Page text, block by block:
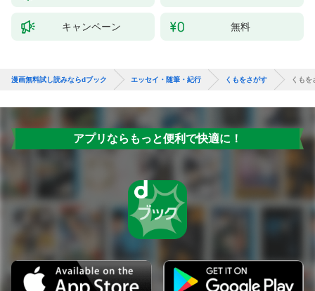
キャンペーン 無料
漫画無料試し読みならdブック エッセイ・随筆・紀行 くもをさがす くもを
アプリならもっと便利で快適に！